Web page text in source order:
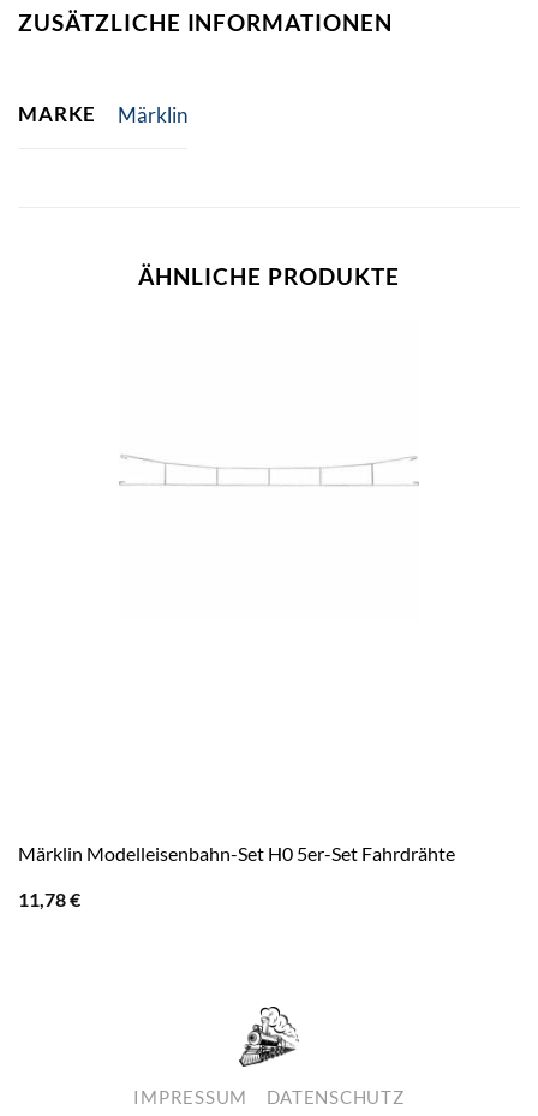
ZUSÄTZLICHE INFORMATIONEN
MARKE Märklin
ÄHNLICHE PRODUKTE
Märklin Modelleisenbahn-Set H0 5er-Set Fahrdrähte
11,78€
IMPRESSUM DATENSCHUTZ